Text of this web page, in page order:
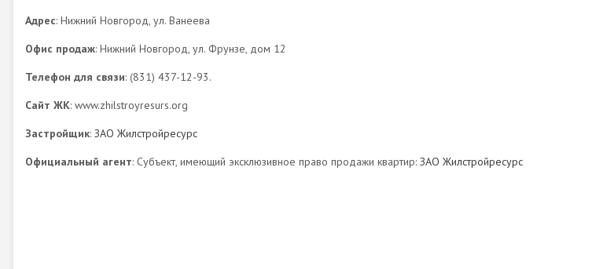
Адрес: Нижний Новгород, ул. Ванеева
Офис продаж: Нижний Новгород, ул. Фрунзе, дом 12
Телефон для связи: (831) 437-12-93.
Сайт ЖК: www.zhilstroyresurs.org
Застройщик: ЗАО Жилстройресурс
Официальный агент: Субъект, имеющий эксклюзивное право продажи квартир: ЗАО Жилстройресурс